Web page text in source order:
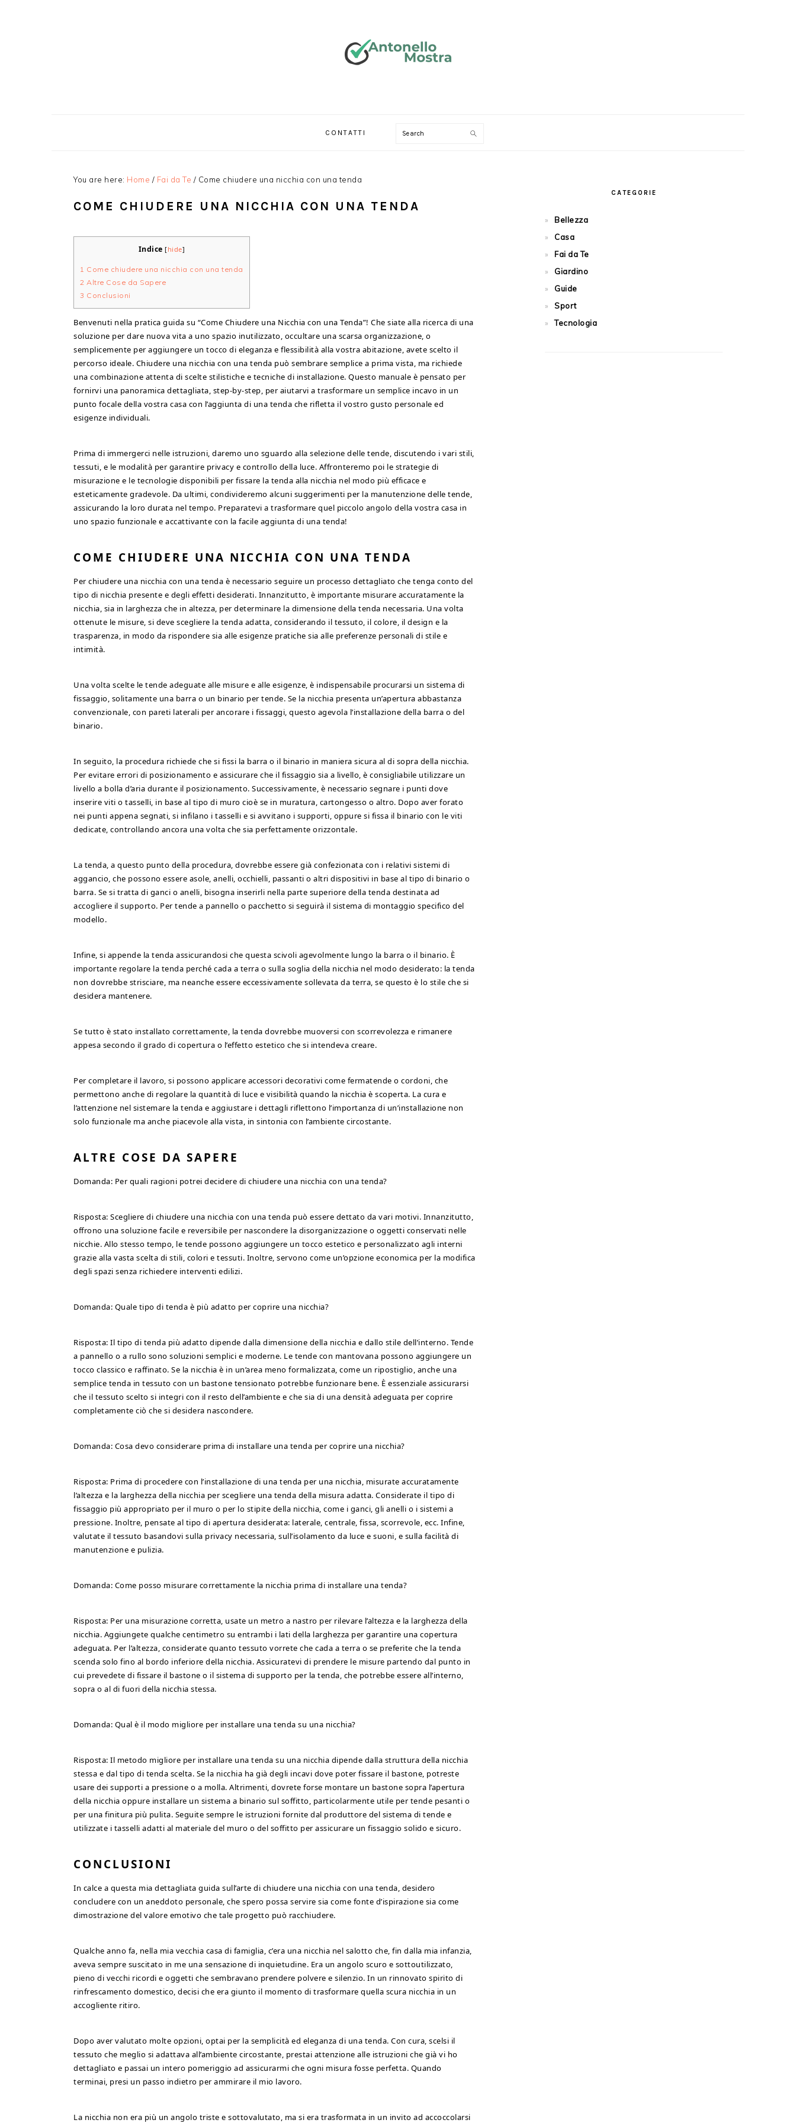
CONTATTI Search
You are here: Home / Fai da Te / Come chiudere una nicchia con una tenda
COME CHIUDERE UNA NICCHIA CON UNA TENDA
Indice [hide]
1 Come chiudere una nicchia con una tenda
2 Altre Cose da Sapere
3 Conclusioni
Benvenuti nella pratica guida su “Come Chiudere una Nicchia con una Tenda”! Che siate alla ricerca di una
soluzione per dare nuova vita a uno spazio inutilizzato, occultare una scarsa organizzazione, o
semplicemente per aggiungere un tocco di eleganza e flessibilità alla vostra abitazione, avete scelto il
percorso ideale. Chiudere una nicchia con una tenda può sembrare semplice a prima vista, ma richiede
una combinazione attenta di scelte stilistiche e tecniche di installazione. Questo manuale è pensato per
fornirvi una panoramica dettagliata, step-by-step, per aiutarvi a trasformare un semplice incavo in un
punto focale della vostra casa con l’aggiunta di una tenda che rifletta il vostro gusto personale ed
esigenze individuali.
Prima di immergerci nelle istruzioni, daremo uno sguardo alla selezione delle tende, discutendo i vari stili,
tessuti, e le modalità per garantire privacy e controllo della luce. Affronteremo poi le strategie di
misurazione e le tecnologie disponibili per fissare la tenda alla nicchia nel modo più efficace e
esteticamente gradevole. Da ultimi, condivideremo alcuni suggerimenti per la manutenzione delle tende,
assicurando la loro durata nel tempo. Preparatevi a trasformare quel piccolo angolo della vostra casa in
uno spazio funzionale e accattivante con la facile aggiunta di una tenda!
COME CHIUDERE UNA NICCHIA CON UNA TENDA
Per chiudere una nicchia con una tenda è necessario seguire un processo dettagliato che tenga conto del
tipo di nicchia presente e degli effetti desiderati. Innanzitutto, è importante misurare accuratamente la
nicchia, sia in larghezza che in altezza, per determinare la dimensione della tenda necessaria. Una volta
ottenute le misure, si deve scegliere la tenda adatta, considerando il tessuto, il colore, il design e la
trasparenza, in modo da rispondere sia alle esigenze pratiche sia alle preferenze personali di stile e
intimità.
Una volta scelte le tende adeguate alle misure e alle esigenze, è indispensabile procurarsi un sistema di
fissaggio, solitamente una barra o un binario per tende. Se la nicchia presenta un’apertura abbastanza
convenzionale, con pareti laterali per ancorare i fissaggi, questo agevola l’installazione della barra o del
binario.
In seguito, la procedura richiede che si fissi la barra o il binario in maniera sicura al di sopra della nicchia.
Per evitare errori di posizionamento e assicurare che il fissaggio sia a livello, è consigliabile utilizzare un
livello a bolla d’aria durante il posizionamento. Successivamente, è necessario segnare i punti dove
inserire viti o tasselli, in base al tipo di muro cioè se in muratura, cartongesso o altro. Dopo aver forato
nei punti appena segnati, si infilano i tasselli e si avvitano i supporti, oppure si fissa il binario con le viti
dedicate, controllando ancora una volta che sia perfettamente orizzontale.
La tenda, a questo punto della procedura, dovrebbe essere già confezionata con i relativi sistemi di
aggancio, che possono essere asole, anelli, occhielli, passanti o altri dispositivi in base al tipo di binario o
barra. Se si tratta di ganci o anelli, bisogna inserirli nella parte superiore della tenda destinata ad
accogliere il supporto. Per tende a pannello o pacchetto si seguirà il sistema di montaggio specifico del
modello.
Infine, si appende la tenda assicurandosi che questa scivoli agevolmente lungo la barra o il binario. È
importante regolare la tenda perché cada a terra o sulla soglia della nicchia nel modo desiderato: la tenda
non dovrebbe strisciare, ma neanche essere eccessivamente sollevata da terra, se questo è lo stile che si
desidera mantenere.
Se tutto è stato installato correttamente, la tenda dovrebbe muoversi con scorrevolezza e rimanere
appesa secondo il grado di copertura o l’effetto estetico che si intendeva creare.
Per completare il lavoro, si possono applicare accessori decorativi come fermatende o cordoni, che
permettono anche di regolare la quantità di luce e visibilità quando la nicchia è scoperta. La cura e
l’attenzione nel sistemare la tenda e aggiustare i dettagli riflettono l’importanza di un’installazione non
solo funzionale ma anche piacevole alla vista, in sintonia con l’ambiente circostante.
ALTRE COSE DA SAPERE
Domanda: Per quali ragioni potrei decidere di chiudere una nicchia con una tenda?
Risposta: Scegliere di chiudere una nicchia con una tenda può essere dettato da vari motivi. Innanzitutto,
offrono una soluzione facile e reversibile per nascondere la disorganizzazione o oggetti conservati nelle
nicchie. Allo stesso tempo, le tende possono aggiungere un tocco estetico e personalizzato agli interni
grazie alla vasta scelta di stili, colori e tessuti. Inoltre, servono come un’opzione economica per la modifica
degli spazi senza richiedere interventi edilizi.
Domanda: Quale tipo di tenda è più adatto per coprire una nicchia?
Risposta: Il tipo di tenda più adatto dipende dalla dimensione della nicchia e dallo stile dell’interno. Tende
a pannello o a rullo sono soluzioni semplici e moderne. Le tende con mantovana possono aggiungere un
tocco classico e raffinato. Se la nicchia è in un’area meno formalizzata, come un ripostiglio, anche una
semplice tenda in tessuto con un bastone tensionato potrebbe funzionare bene. È essenziale assicurarsi
che il tessuto scelto si integri con il resto dell’ambiente e che sia di una densità adeguata per coprire
completamente ciò che si desidera nascondere.
Domanda: Cosa devo considerare prima di installare una tenda per coprire una nicchia?
Risposta: Prima di procedere con l’installazione di una tenda per una nicchia, misurate accuratamente
l’altezza e la larghezza della nicchia per scegliere una tenda della misura adatta. Considerate il tipo di
fissaggio più appropriato per il muro o per lo stipite della nicchia, come i ganci, gli anelli o i sistemi a
pressione. Inoltre, pensate al tipo di apertura desiderata: laterale, centrale, fissa, scorrevole, ecc. Infine,
valutate il tessuto basandovi sulla privacy necessaria, sull’isolamento da luce e suoni, e sulla facilità di
manutenzione e pulizia.
Domanda: Come posso misurare correttamente la nicchia prima di installare una tenda?
Risposta: Per una misurazione corretta, usate un metro a nastro per rilevare l’altezza e la larghezza della
nicchia. Aggiungete qualche centimetro su entrambi i lati della larghezza per garantire una copertura
adeguata. Per l’altezza, considerate quanto tessuto vorrete che cada a terra o se preferite che la tenda
scenda solo fino al bordo inferiore della nicchia. Assicuratevi di prendere le misure partendo dal punto in
cui prevedete di fissare il bastone o il sistema di supporto per la tenda, che potrebbe essere all’interno,
sopra o al di fuori della nicchia stessa.
Domanda: Qual è il modo migliore per installare una tenda su una nicchia?
Risposta: Il metodo migliore per installare una tenda su una nicchia dipende dalla struttura della nicchia
stessa e dal tipo di tenda scelta. Se la nicchia ha già degli incavi dove poter fissare il bastone, potreste
usare dei supporti a pressione o a molla. Altrimenti, dovrete forse montare un bastone sopra l’apertura
della nicchia oppure installare un sistema a binario sul soffitto, particolarmente utile per tende pesanti o
per una finitura più pulita. Seguite sempre le istruzioni fornite dal produttore del sistema di tende e
utilizzate i tasselli adatti al materiale del muro o del soffitto per assicurare un fissaggio solido e sicuro.
CONCLUSIONI
In calce a questa mia dettagliata guida sull’arte di chiudere una nicchia con una tenda, desidero
concludere con un aneddoto personale, che spero possa servire sia come fonte d’ispirazione sia come
dimostrazione del valore emotivo che tale progetto può racchiudere.
Qualche anno fa, nella mia vecchia casa di famiglia, c’era una nicchia nel salotto che, fin dalla mia infanzia,
aveva sempre suscitato in me una sensazione di inquietudine. Era un angolo scuro e sottoutilizzato,
pieno di vecchi ricordi e oggetti che sembravano prendere polvere e silenzio. In un rinnovato spirito di
rinfrescamento domestico, decisi che era giunto il momento di trasformare quella scura nicchia in un
accogliente ritiro.
Dopo aver valutato molte opzioni, optai per la semplicità ed eleganza di una tenda. Con cura, scelsi il
tessuto che meglio si adattava all’ambiente circostante, prestai attenzione alle istruzioni che già vi ho
dettagliato e passai un intero pomeriggio ad assicurarmi che ogni misura fosse perfetta. Quando
terminai, presi un passo indietro per ammirare il mio lavoro.
La nicchia non era più un angolo triste e sottovalutato, ma si era trasformata in un invito ad accoccolarsi
CATEGORIE
Bellezza
Casa
Fai da Te
Giardino
Guide
Sport
Tecnologia